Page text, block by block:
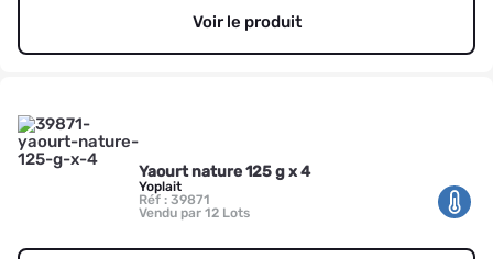
Voir le produit
Yaourt nature 125 g x 4
Yoplait
Réf : 39871
Vendu par 12 Lots